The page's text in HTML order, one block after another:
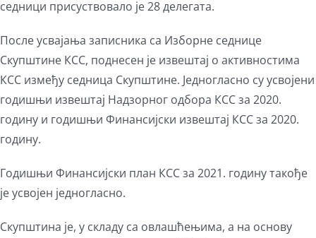
седници присуствовало је 28 делегата.
После усвајања записника са Изборне седнице
Скупштине КСС, поднесен је извештај о активностима
КСС између седница Скупштине. Једногласно су усвојени
годишњи извештај Надзорног одбора КСС за 2020.
годину и годишњи Финансијски извештај КСС за 2020.
годину.
Годишњи Финансијски план КСС за 2021. годину такође
је усвојен једногласно.
Скупштина је, у складу са овлашћењима, а на основу